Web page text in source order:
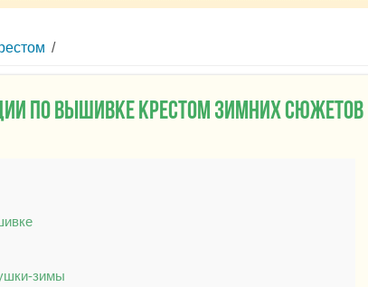
/
по вышивке крестом зимних сюжетов
зимы